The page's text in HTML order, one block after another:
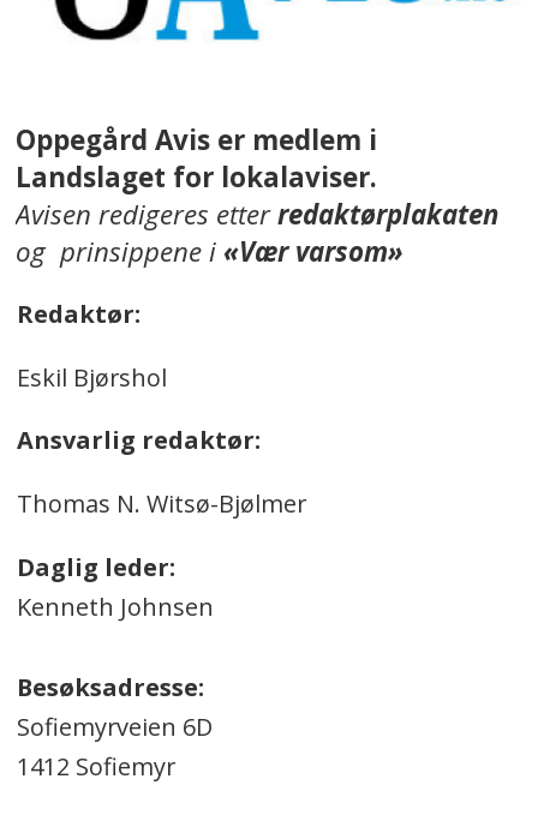
Oppegård Avis er medlem i
Landslaget for lokalaviser.
Avisen redigeres etterredaktørplakaten
og prinsippene i«Vær varsom»
Redaktør:
Eskil Bjørshol
Ansvarlig redaktør:
Thomas N. Witsø-Bjølmer
Daglig leder:
Kenneth Johnsen
Besøksadresse:
Sofiemyrveien 6D
1412 Sofiemyr